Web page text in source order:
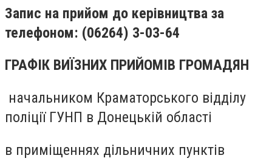
Запис на прийом до керівництва за
телефоном: (06264) 3-03-64
ГРАФІК ВИЇЗНИХ ПРИЙОМІВ ГРОМАДЯН
начальником Краматорського відділу
поліції ГУНП в Донецькій області
в приміщеннях дільничних пунктів